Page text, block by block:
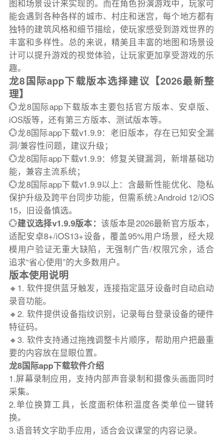
图和场景设计来实现的。而在角色扮演游戏中，玩家可
能会遇到各种各样的城市、村庄和迷宫，每个地方都有
独特的建筑风格和细节描绘，使玩家感受到游戏世界的
丰富和多样性。总的来说，精美且丰富的地图和场景设
计可以提升游戏的视觉体验，让玩家更加享受游戏的乐
趣。
龙8国际app下载版本选择建议【2026最新整
理】
💮龙8国际app下载版本主要包括官方版本、安卓版、
iOS版等，还有第三方版本、测试版本等。
💮龙8国际app下载v1.9.9：老旧版本，存在已知安全漏
洞/兼容性问题，建议升级；
💮龙8国际app下载v1.9.9：修复关键漏洞，新增基础功
能，兼容主流系统；
💮龙8国际app下载v1.9.9以上：含最新性能优化、隐私
保护升级及跨平台同步功能，但需系统≥Android 12/iOS
15，旧设备慎选。
💮建议选择v1.9.9版本：该版本是2026最新官方版本，
适配安卓8+/iOS13+设备，覆盖95%用户场景，经大规
模用户验证无重大缺陷，无强制广告/权限冗余，适合
追求“省心使用”的大多数用户。
版本使用说明
🔸1. 软件提供蓝牙触发，连接指定蓝牙设备时自动启动
录音功能。
🔸2. 软件提供设备指纹识别，记录每台登录设备的硬件
特征码。
🔸3. 软件支持通过拖拽调整卡片顺序，帮助用户把最重
要的内容放在显眼位置。
龙8国际app下载软件介绍
1.屏幕录制应用，支持内部声音录制和摄像头画面同时
采集。
2.单位换算工具，长度面积体积温度各类单位一键转
换。
3.语音转文字助手应用，适合会议课堂的内容记录。